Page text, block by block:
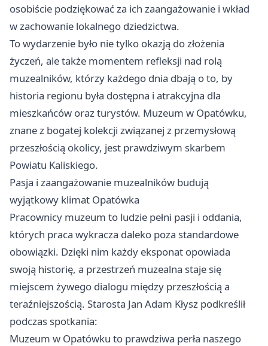
osobiście podziękować za ich zaangażowanie i wkład
w zachowanie lokalnego dziedzictwa.
To wydarzenie było nie tylko okazją do złożenia
życzeń, ale także momentem refleksji nad rolą
muzealników, którzy każdego dnia dbają o to, by
historia regionu była dostępna i atrakcyjna dla
mieszkańców oraz turystów. Muzeum w Opatówku,
znane z bogatej kolekcji związanej z przemysłową
przeszłością okolicy, jest prawdziwym skarbem
Powiatu Kaliskiego.
Pasja i zaangażowanie muzealników budują
wyjątkowy klimat Opatówka
Pracownicy muzeum to ludzie pełni pasji i oddania,
których praca wykracza daleko poza standardowe
obowiązki. Dzięki nim każdy eksponat opowiada
swoją historię, a przestrzeń muzealna staje się
miejscem żywego dialogu między przeszłością a
teraźniejszością. Starosta Jan Adam Kłysz podkreślił
podczas spotkania:
Muzeum w Opatówku to prawdziwa perła naszego